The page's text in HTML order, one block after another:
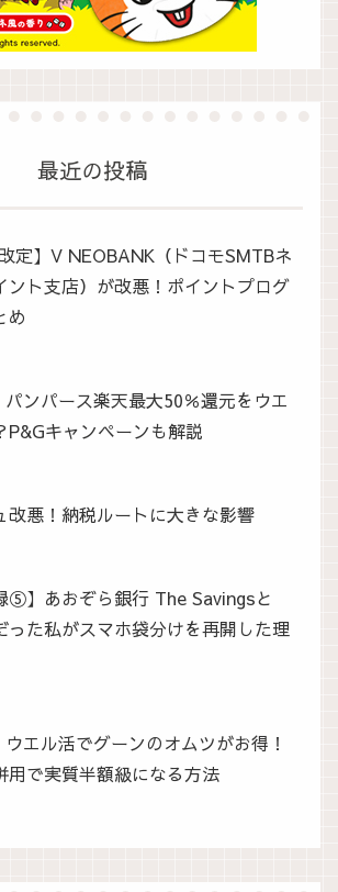
最近の投稿
定】V NEOBANK（ドコモSMTBネ
ント支店）が改悪！ポイントプログ
め
パンパース楽天最大50％還元をウエ
P&Gキャンペーンも解説
改悪！納税ルートに大きな影響
⑤】あおぞら銀行 The Savingsと
った私がスマホ袋分けを再開した理
ウエル活でグーンのオムツがお得！
用で実質半額級になる方法